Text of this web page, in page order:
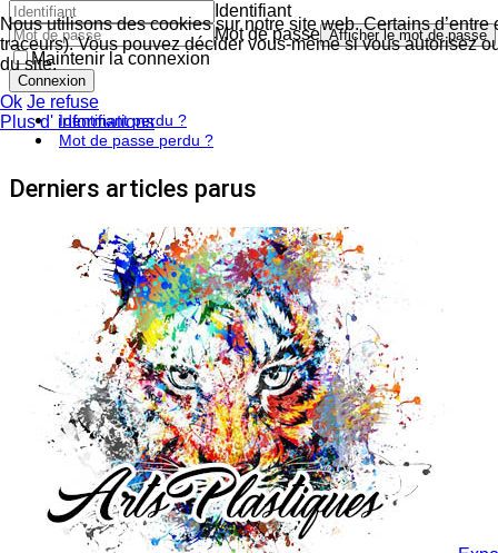
Identifiant
Mot de passe Afficher le mot de passe
Maintenir la connexion
Connexion
Identifiant perdu ?
Mot de passe perdu ?
Derniers articles parus
Nous utilisons des cookies sur notre site web. Certains
traceurs). Vous pouvez décider vous-même si vous autorisez
du site.
Ok Je refuse
Plus d' informations